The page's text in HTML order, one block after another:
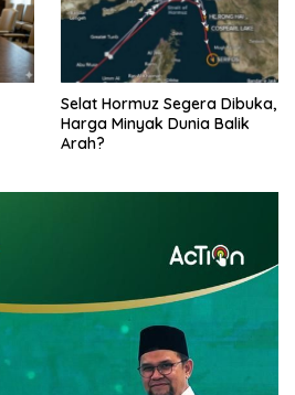
Selat Hormuz Segera Dibuka,
Harga Minyak Dunia Balik
Arah?